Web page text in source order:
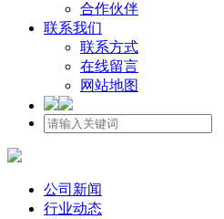
合作伙伴
联系我们
联系方式
在线留言
网站地图
公司新闻
行业动态